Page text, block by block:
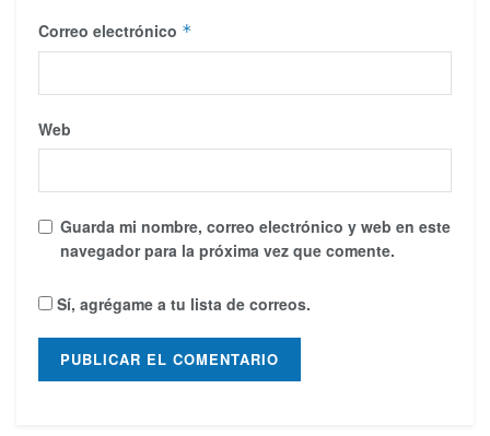
Correo electrónico *
Web
Guarda mi nombre, correo electrónico y web en este
navegador para la próxima vez que comente.
Sí, agrégame a tu lista de correos.